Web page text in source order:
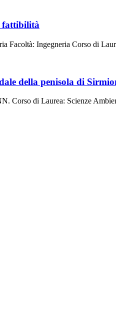
fattibilità
Facoltà: Ingegneria Corso di
della penisola di
Corso di Laurea: Scienze